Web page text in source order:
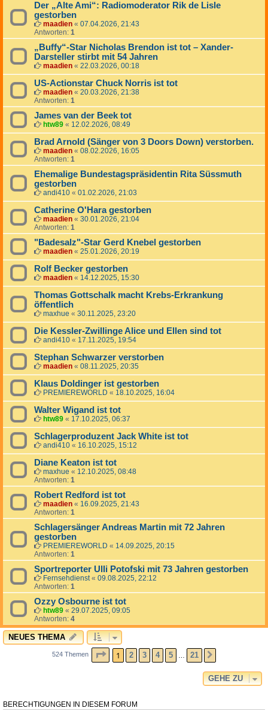
Der „Alte Ami“: Radiomoderator Rik de Lisle
gestorben
maadien « 07.04.2026, 21:43
Antworten: 1
„Buffy“-Star Nicholas Brendon ist tot – Xander-
Darsteller stirbt mit 54 Jahren
maadien « 22.03.2026, 00:18
US-Actionstar Chuck Norris ist tot
maadien « 20.03.2026, 21:38
Antworten: 1
James van der Beek tot
htw89 « 12.02.2026, 08:49
Brad Arnold (Sänger von 3 Doors Down) verstorben.
maadien « 08.02.2026, 16:05
Antworten: 1
Ehemalige Bundestagspräsidentin Rita Süssmuth
gestorben
andi410 « 01.02.2026, 21:03
Catherine O'Hara gestorben
maadien « 30.01.2026, 21:04
Antworten: 1
"Badesalz"-Star Gerd Knebel gestorben
maadien « 25.01.2026, 20:19
Rolf Becker gestorben
maadien « 14.12.2025, 15:30
Thomas Gottschalk macht Krebs-Erkrankung
öffentlich
maxhue « 30.11.2025, 23:20
Die Kessler-Zwillinge Alice und Ellen sind tot
andi410 « 17.11.2025, 19:54
Stephan Schwarzer verstorben
maadien « 08.11.2025, 20:35
Klaus Doldinger ist gestorben
PREMIEREWORLD « 18.10.2025, 16:04
Walter Wigand ist tot
htw89 « 17.10.2025, 06:37
Schlagerproduzent Jack White ist tot
andi410 « 16.10.2025, 15:12
Diane Keaton ist tot
maxhue « 12.10.2025, 08:48
Antworten: 1
Robert Redford ist tot
maadien « 16.09.2025, 21:43
Antworten: 1
Schlagersänger Andreas Martin mit 72 Jahren
gestorben
PREMIEREWORLD « 14.09.2025, 20:15
Antworten: 1
Sportreporter Ulli Potofski mit 73 Jahren gestorben
Fernsehdienst« 09.08.2025, 22:12
Antworten: 1
Ozzy Osbourne ist tot
htw89 « 29.07.2025, 09:05
Antworten: 4
NEUES THEMA
524 Themen SEITE1 VON21
1 2 3 4 5 21
GEHE ZU
BERECHTIGUNGEN IN DIESEM FORUM